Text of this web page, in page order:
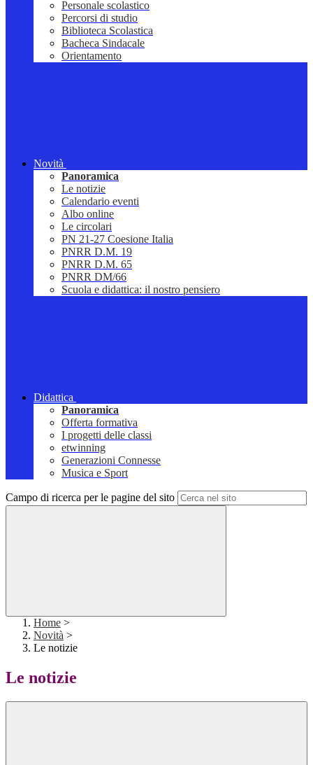
Personale scolastico
Percorsi di studio
Biblioteca Scolastica
Bacheca Sindacale
Orientamento
Novità
Panoramica
Le notizie
Calendario eventi
Albo online
Le circolari
PN 21-27 Coesione Italia
PNRR D.M. 19
PNRR D.M. 65
PNRR DM/66
Scuola e didattica: il nostro pensiero
Didattica
Panoramica
Offerta formativa
I progetti delle classi
etwinning
Generazioni Connesse
Musica e Sport
Campo di ricerca per le pagine del sito
Home >
Novità >
Le notizie
Le notizie